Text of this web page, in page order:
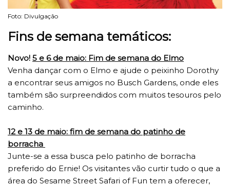
Foto: Divulgação
Fins de semana temáticos:
Novo! 5 e 6 de maio: Fim de semana do Elmo
Venha dançar com o Elmo e ajude o peixinho Dorothy
a encontrar seus amigos no Busch Gardens, onde eles
também são surpreendidos com muitos tesouros pelo
caminho.
12 e 13 de maio: fim de semana do patinho de
borracha
Junte-se a essa busca pelo patinho de borracha
preferido do Ernie! Os visitantes vão curtir tudo o que a
área do Sesame Street Safari of Fun tem a oferecer,